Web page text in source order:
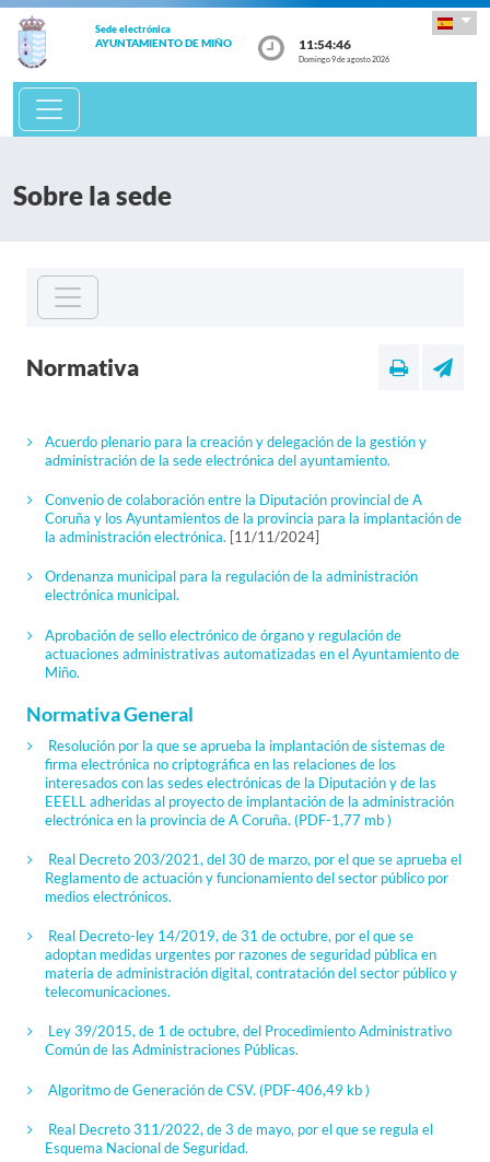
Sede electrónica
AYUNTAMIENTO DE MIÑO 11:54:46
Domingo 9 de agosto 2026
Sobre la sede
Normativa
Acuerdo plenario para la creación y delegación de la gestión y
administración de la sede electrónica del ayuntamiento.
Convenio de colaboración entre la Diputación provincial de A
Coruña y los Ayuntamientos de la provincia para la implantación de
la administración electrónica. [11/11/2024]
Ordenanza municipal para la regulación de la administración
electrónica municipal.
Aprobación de sello electrónico de órgano y regulación de
actuaciones administrativas automatizadas en el Ayuntamiento de
Miño.
Normativa General
Resolución por la que se aprueba la implantación de sistemas de
firma electrónica no criptográfica en las relaciones de los
interesados con las sedes electrónicas de la Diputación y de las
EEELL adheridas al proyecto de implantación de la administración
electrónica en la provincia de A Coruña. (PDF-1,77 mb )
Real Decreto 203/2021, del 30 de marzo, por el que se aprueba el
Reglamento de actuación y funcionamiento del sector público por
medios electrónicos.
Real Decreto-ley 14/2019, de 31 de octubre, por el que se
adoptan medidas urgentes por razones de seguridad pública en
materia de administración digital, contratación del sector público y
telecomunicaciones.
Ley 39/2015, de 1 de octubre, del Procedimiento Administrativo
Común de las Administraciones Públicas.
Algoritmo de Generación de CSV. (PDF-406,49 kb )
Real Decreto 311/2022, de 3 de mayo, por el que se regula el
Esquema Nacional de Seguridad.